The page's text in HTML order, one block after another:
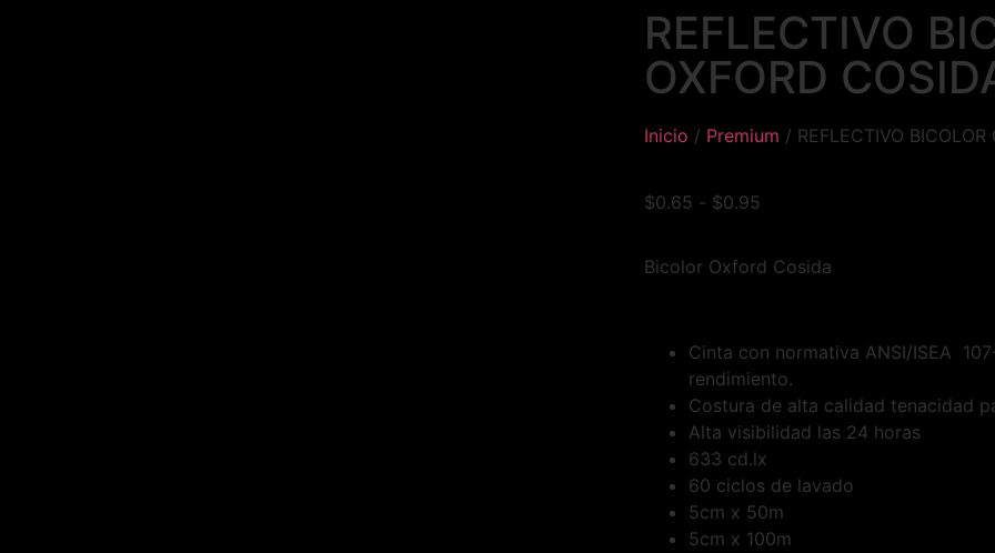
REFLECTIVO
OXFORD
Inicio / Premium / REFLECTIVO BICOLOR
$0.65 - $0.95
Bicolor Oxford Cosida
Cinta con normativa ANSI/ISEA
rendimiento.
Costura de alta calidad tenacidad
Alta visibilidad las 24 horas
633 cd.lx
60 ciclos de lavado
5cm x 50m
5cm x 100m